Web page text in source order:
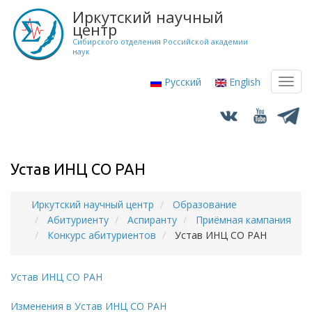
Перейти
основному
содержанию
Иркутский научный
центр
Сибирского отделения Российской академии
наук
Русский English
Устав ИНЦ СО РАН
Строка
навигации
Иркутский научный центр
Образование
Абитуриенту
Аспиранту
Приёмная кампания
Конкурс абитуриентов
Устав ИНЦ СО РАН
Устав ИНЦ СО РАН
Изменения в Устав ИНЦ СО РАН